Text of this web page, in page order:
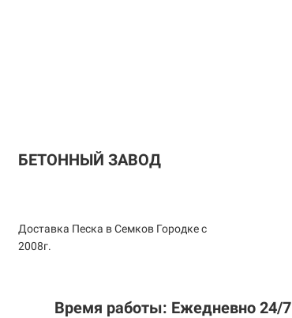
БЕТОННЫЙ ЗАВОД
Доставка Песка в Семков Городке с
2008г.
Время работы: Ежедневно 24/7